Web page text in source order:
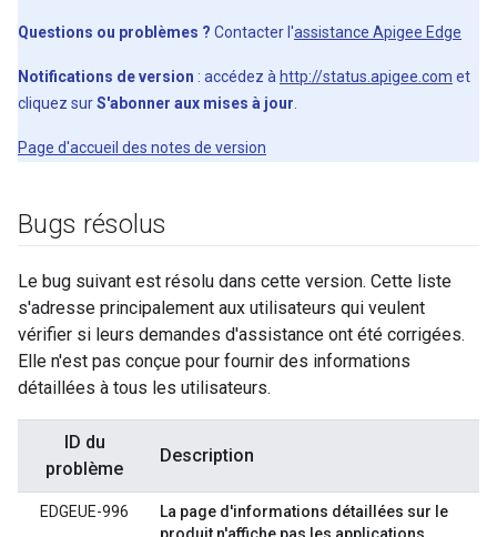
Questions ou problèmes ? Contacter l'assistance Apigee Edge
Notifications de version : accédez à http://status.apigee.com et
cliquez surS'abonner aux mises à jour
Page d'accueil des notes de version
Bugs résolus
Le bug suivant est résolu dans cette version. Cette liste
s'adresse principalement aux utilisateurs qui veulent
vérifier si leurs demandes d'assistance ont été corrigées.
Elle n'est pas conçue pour fournir des informations
détaillées à tous les utilisateurs.
ID du
problème
Description
EDGEUE-996
La page d'informations détaillées sur le